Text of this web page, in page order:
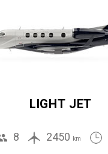
LIGHT JET
8 2450 km